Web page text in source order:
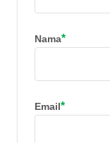
Nama*
Email*